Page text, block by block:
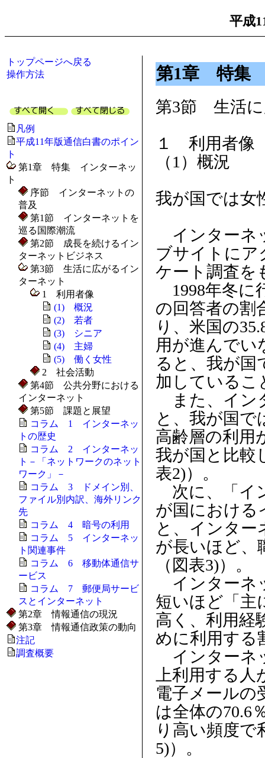
平成
トップページへ戻る
操作方法
凡例
平成11年版通信白書のポイン
ト
第1章 特集 インターネッ
ト
序節 インターネットの
普及
第1節 インターネットを
巡る国際潮流
第2節 成長を続けるイン
ターネットビジネス
第3節 生活に広がるイン
ターネット
1 利用者像
(1) 概況
(2) 若者
(3) シニア
(4) 主婦
(5) 働く女性
2 社会活動
第4節 公共分野における
インターネット
第5節 課題と展望
コラム 1 インターネッ
トの歴史
コラム 2 インターネッ
ト－「ネットワークのネット
ワーク」－
コラム 3 ドメイン別、
ファイル別内訳、海外リンク
先
コラム 4 暗号の利用
コラム 5 インターネッ
ト関連事件
コラム 6 移動体通信サ
ービス
コラム 7 郵便局サービ
スとインターネット
第2章 情報通信の現況
第3章 情報通信政策の動向
注記
調査概要
第1章 特集
第3節 生活に
１ 利用者像
（1）概況
我が国では女
インターネ
ブサイトにア
ケート調査を
1998年冬に
の回答者の割
り、米国の
用が進んでい
ると、我が国
加しているこ
また、イン
と、我が国で
高齢層の利用
我が国と比較
表2)）。
次に、「イ
が国における
と、インター
が長いほど、
（図表3)）。
インターネ
短いほど「主
高く、利用経
めに利用する
インターネ
上利用する
電子メールの
は全体の70.6
り高い頻度
5)）。